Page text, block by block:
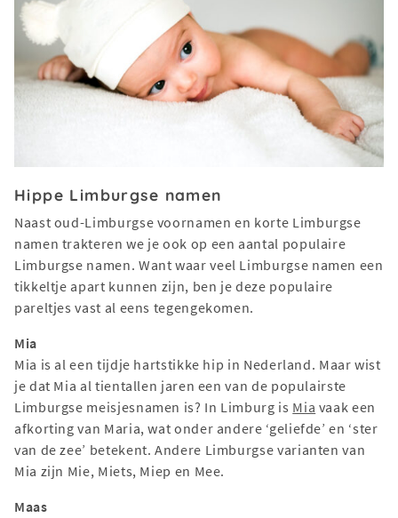
Hippe Limburgse namen
Naast oud-Limburgse voornamen en korte Limburgse
namen trakteren we je ook op een aantal populaire
Limburgse namen. Want waar veel Limburgse namen een
tikkeltje apart kunnen zijn, ben je deze populaire
pareltjes vast al eens tegengekomen.
Mia
Mia is al een tijdje hartstikke hip in Nederland. Maar wist
je dat Mia al tientallen jaren een van de populairste
Limburgse meisjesnamen is? In Limburg is Mia vaak een
afkorting van Maria, wat onder andere ‘geliefde’ en ‘ster
van de zee’ betekent. Andere Limburgse varianten van
Mia zijn Mie, Miets, Miep en Mee.
Maas